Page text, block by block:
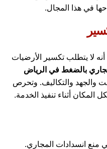
في هذا المجال.
لا يتطلب تكسير الأرضيات
بالضغط في الرياض
والجهد والتكاليف. وتحرص
أثناء تنفيذ الخدمة.
منع انسدادات المجاري.